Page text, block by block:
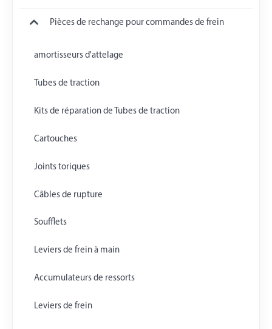
Pièces de rechange pour commandes de frein
amortisseurs d'attelage
Tubes de traction
Kits de réparation de Tubes de traction
Cartouches
Joints toriques
Câbles de rupture
Soufflets
Leviers de frein à main
Accumulateurs de ressorts
Leviers de frein